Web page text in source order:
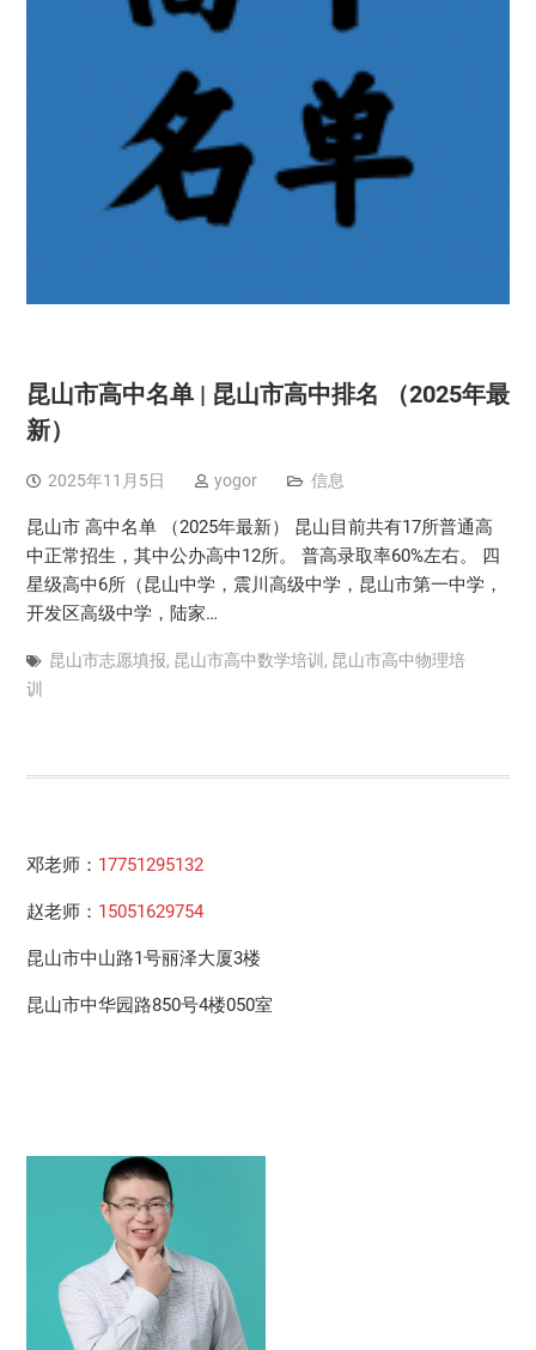
昆山市高中名单 | 昆山市高中排名 （2025年最
新）
2025年11月5日 yogor 信息
昆山市 高中名单 （2025年最新） 昆山目前共有17所普通高
中正常招生，其中公办高中12所。 普高录取率60%左右。 四
星级高中6所（昆山中学，震川高级中学，昆山市第一中学，
开发区高级中学，陆家…
昆山市志愿填报, 昆山市高中数学培训, 昆山市高中物理培
训
邓老师： 17751295132
赵老师： 15051629754
昆山市中山路1号丽泽大厦3楼
昆山市中华园路850号4楼050室